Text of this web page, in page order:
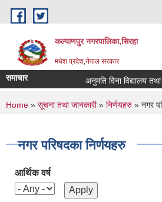
Skip to main content
कल्याणपुर नगरपालिका,सिरहा
मधेश प्रदेश,नेपाल सरकार
समाचार अनुमति विना विद्यालय तथा
You are here
Home » सूचना तथा जानकारी» निर्णयहरु » नगर
नगर परिषदका निर्णयहरु
आर्थिक वर्ष